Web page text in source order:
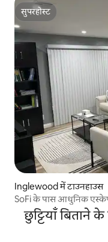
सुपरहोस्ट
सुपरहोस्ट
Inglewood में टाउनहाउस
SoFi के पास आधुनिक
छुट्टियाँ बिताने